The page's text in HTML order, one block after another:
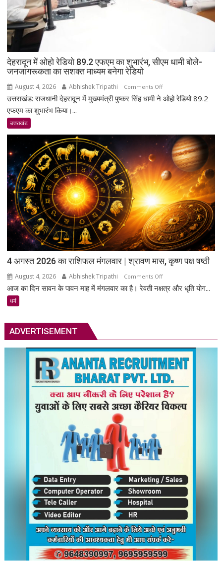
देहरादून में ओहो रेडियो 89.2 एफएम का शुभारंभ, सीएम धामी बोले-
जनजागरूकता का सशक्त माध्यम बनेगा रेडियो
August 4, 2026 Abhishek Tripathi Comments Offon
देहरादून
89.2
एफएम
का
शुभारंभ,
सीएम
धामी
बोले-
जनजागरूकता
का
सशक्त
माध्यम
बनेगा
उत्तराखंड: राजधानी देहरादून में मुख्यमंत्री पुष्कर सिंह धामी ने ओहो रेडियो 89.2
एफएम का शुभारंभ किया।...
उत्तराखंड
4 अगस्त 2026 का राशिफल मंगलवार | श्रावण मास, कृष्ण पक्ष षष्ठी
August 4, 2026 Abhishek Tripathi Comments Offon
4
मंगलवार
|
श्रावण
मास,
कृष्ण
पक्ष
षष्ठी
आज का दिन सावन के पावन माह में मंगलवार का है। रेवती नक्षत्र और धृति योग...
धर्म
ADVERTISEMENT